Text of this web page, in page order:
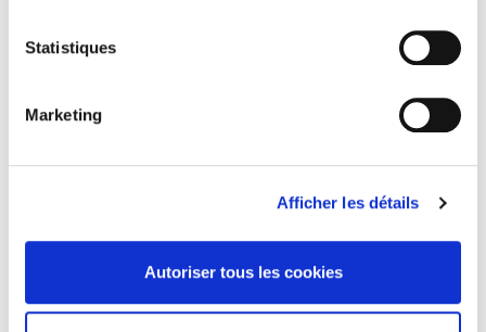
Statistiques
Marketing
Afficher les détails
Autoriser tous les cookies
IA et santé
L'âge des possibles